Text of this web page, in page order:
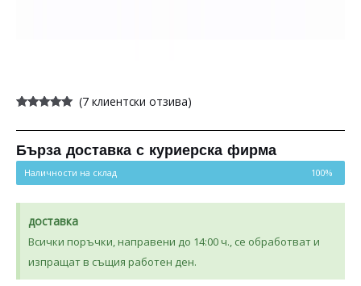
5.00от 5,
потребителски
оценки
(7клиентски отзива)
Бърза доставка с куриерска фирма
Наличности на склад 100%
доставка
Всички поръчки, направени до 14:00 ч., се обработват и
изпращат в същия работен ден.